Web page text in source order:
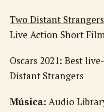
Two Distant Strangers
Live Action Short
Oscars 2021: Best
Distant Strangers
Música: Audio